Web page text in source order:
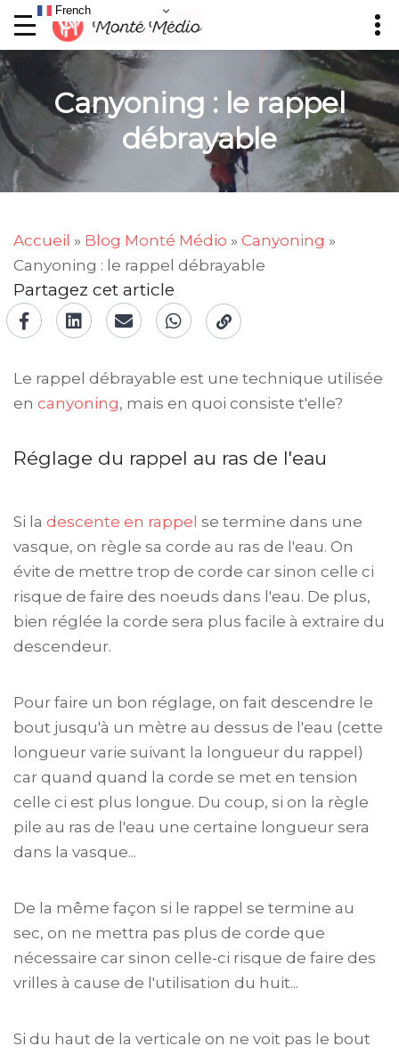
Canyoning : le rappel
débrayable
Accueil » Blog Monté Médio » Canyoning »
Canyoning : le rappel débrayable
Partagez cet article
Le rappel débrayable est une technique utilisée
en canyoning, mais en quoi consiste t'elle?
Réglage du rappel au ras de l'eau
Si la descente en rappel se termine dans une
vasque, on règle sa corde au ras de l'eau. On
évite de mettre trop de corde car sinon celle ci
risque de faire des noeuds dans l'eau. De plus,
bien réglée la corde sera plus facile à extraire du
descendeur.
Pour faire un bon réglage, on fait descendre le
bout jusqu'à un mètre au dessus de l'eau (cette
longueur varie suivant la longueur du rappel)
car quand quand la corde se met en tension
celle ci est plus longue. Du coup, si on la règle
pile au ras de l'eau une certaine longueur sera
dans la vasque...
De la même façon si le rappel se termine au
sec, on ne mettra pas plus de corde que
nécessaire car sinon celle-ci risque de faire des
vrilles à cause de l'utilisation du huit...
Si du haut de la verticale on ne voit pas le bout
French